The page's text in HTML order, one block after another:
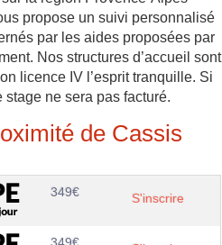
propose un suivi personnalisé
par les aides proposées par
Nos structures d’accueil sont
licence IV l’esprit tranquille. Si
ne sera pas facturé.
de Cassis
349€ S'inscrire